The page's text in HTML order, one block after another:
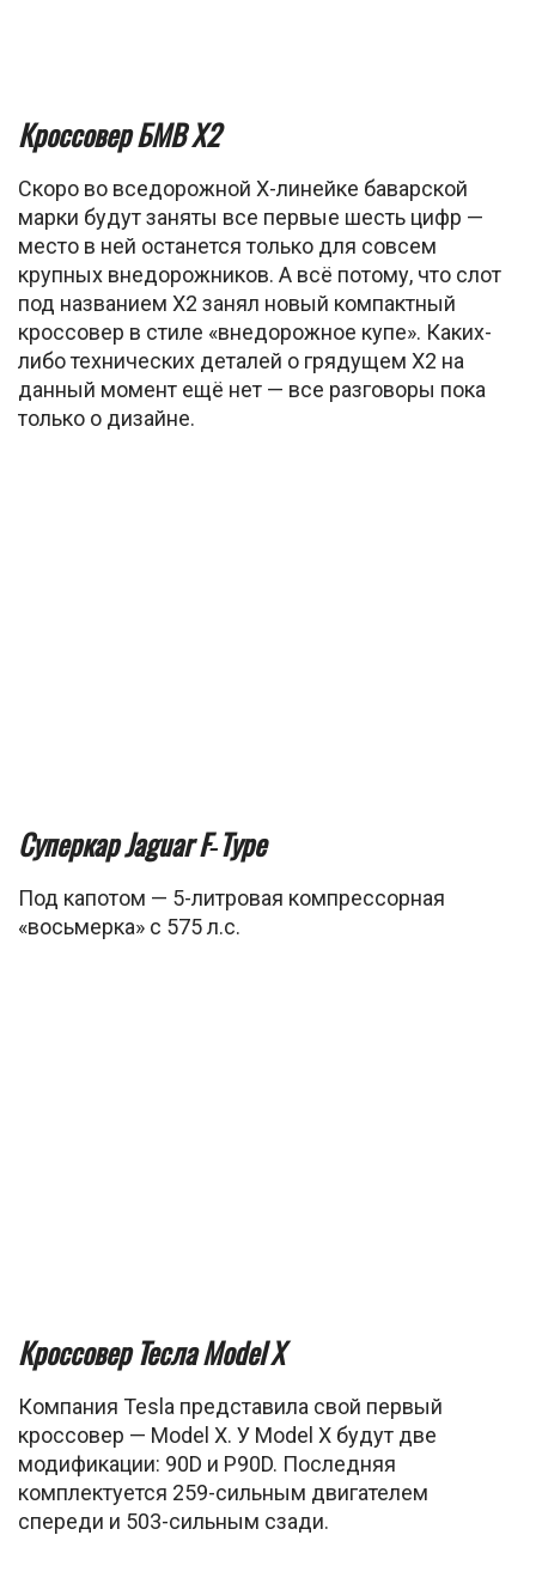
Кроссовер БМВ X2
Скоро во вседорожной X-линейке баварской
марки будут заняты все первые шесть цифр —
место в ней останется только для совсем
крупных внедорожников. А всё потому, что слот
под названием X2 занял новый компактный
кроссовер в стиле «внедорожное купе». Каких-
либо технических деталей о грядущем Х2 на
данный момент ещё нет — все разговоры пока
только о дизайне.
Cуперкар Jaguar F‑Type
Под капотом — 5-литровая компрессорная
«восьмерка» с 575 л.с.
Кроссовер Тесла Model X
Компания Tesla представила свой первый
кроссовер — Model X. У Model X будут две
модификации: 90D и P90D. Последняя
комплектуется 259-сильным двигателем
спереди и 503-сильным сзади.